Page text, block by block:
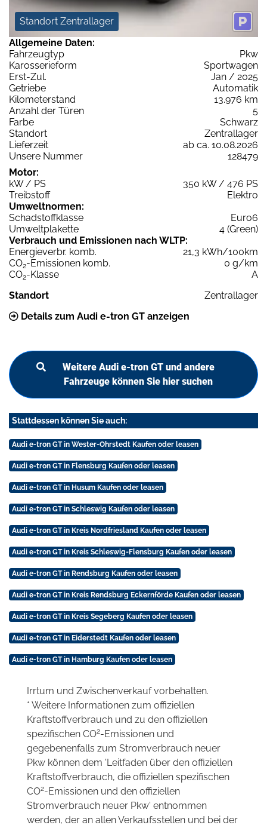
Standort Zentrallager
Allgemeine Daten:
Fahrzeugtyp
Pkw
Karosserieform
Sportwagen
Erst-Zul.
Jan / 2025
Getriebe
Automatik
Kilometerstand
13.976 km
Anzahl der Türen
5
Farbe
Schwarz
Standort
Zentrallager
Lieferzeit
ab ca. 10.08.2026
Unsere Nummer
128479
Motor:
kW / PS
350 kW / 476 PS
Treibstoff
Elektro
Umweltnormen:
Schadstoffklasse
Euro6
Umweltplakette
4 (Green)
Verbrauch und Emissionen nach WLTP:
Energieverbr. komb.
21,3 kWh/100km
CO2-Emissionen komb.
0 g/km
CO2-Klasse
A
Standort
Zentrallager
Details zum Audi e-tron GT anzeigen
Weitere Audi e-tron GT und andere
Fahrzeuge können Sie hier suchen
Stattdessen können Sie auch:
Audi e-tron GT in Wester-Ohrstedt Kaufen oder leasen
Audi e-tron GT in Flensburg Kaufen oder leasen
Audi e-tron GT in Husum Kaufen oder leasen
Audi e-tron GT in Schleswig Kaufen oder leasen
Audi e-tron GT in Kreis Nordfriesland Kaufen oder leasen
Audi e-tron GT in Kreis Schleswig-Flensburg Kaufen oder leasen
Audi e-tron GT in Rendsburg Kaufen oder leasen
Audi e-tron GT in Kreis Rendsburg Eckernförde Kaufen oder leasen
Audi e-tron GT in Kreis Segeberg Kaufen oder leasen
Audi e-tron GT in Eiderstedt Kaufen oder leasen
Audi e-tron GT in Hamburg Kaufen oder leasen
Irrtum und Zwischenverkauf vorbehalten.
* Weitere Informationen zum offiziellen
Kraftstoffverbrauch und zu den offiziellen
spezifischen CO2-Emissionen und
gegebenenfalls zum Stromverbrauch neuer
Pkw können dem 'Leitfaden über den offiziellen
Kraftstoffverbrauch, die offiziellen spezifischen
CO2-Emissionen und den offiziellen
Stromverbrauch neuer Pkw' entnommen
werden, der an allen Verkaufsstellen und bei der